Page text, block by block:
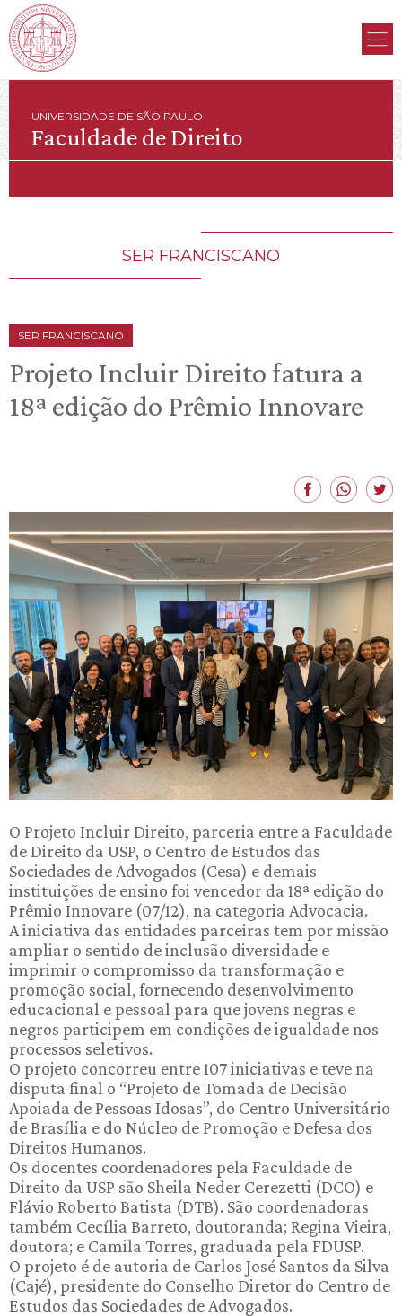
UNIVERSIDADE DE SÃO PAULO
Faculdade de Direito
SER FRANCISCANO
SER FRANCISCANO
Projeto Incluir Direito fatura a
18ª edição do Prêmio Innovare
O Projeto Incluir Direito, parceria entre a Faculdade
de Direito da USP, o Centro de Estudos das
Sociedades de Advogados (Cesa) e demais
instituições de ensino foi vencedor da 18ª edição do
Prêmio Innovare (07/12), na categoria Advocacia.
A iniciativa das entidades parceiras tem por missão
ampliar o sentido de inclusão diversidade e
imprimir o compromisso da transformação e
promoção social, fornecendo desenvolvimento
educacional e pessoal para que jovens negras e
negros participem em condições de igualdade nos
processos seletivos.
O projeto concorreu entre 107 iniciativas e teve na
disputa final o “Projeto de Tomada de Decisão
Apoiada de Pessoas Idosas”, do Centro Universitário
de Brasília e do Núcleo de Promoção e Defesa dos
Direitos Humanos.
Os docentes coordenadores pela Faculdade de
Direito da USP são Sheila Neder Cerezetti (DCO) e
Flávio Roberto Batista (DTB). São coordenadoras
também Cecília Barreto, doutoranda; Regina Vieira,
doutora; e Camila Torres, graduada pela FDUSP.
O projeto é de autoria de Carlos José Santos da Silva
(Cajé), presidente do Conselho Diretor do Centro de
Estudos das Sociedades de Advogados.